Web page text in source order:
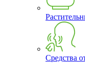
Средства